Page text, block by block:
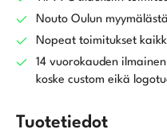
määrä
Nouto Oulun
Nopeat toimitukset
14 vuorokauden
koske custom eikä
Tuotetiedot